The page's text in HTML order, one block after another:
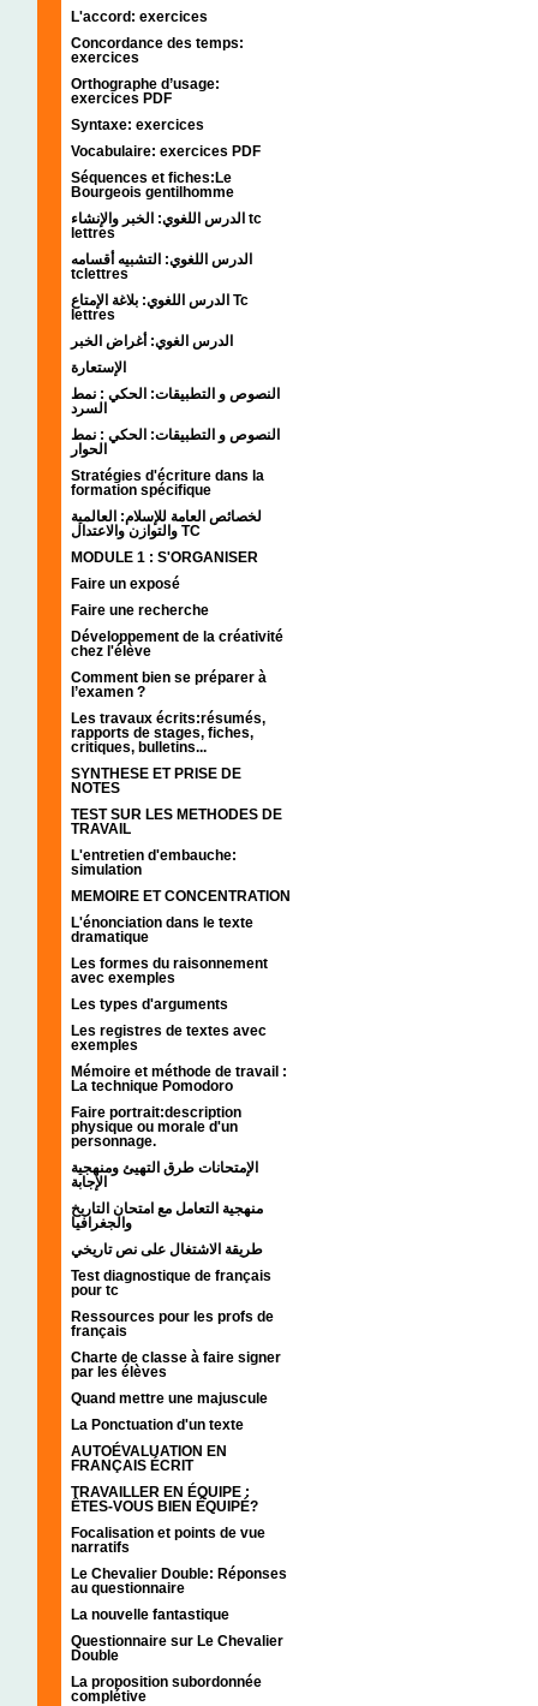
L'accord: exercices
Concordance des temps:
exercices
Orthographe d’usage:
exercices PDF
Syntaxe: exercices
Vocabulaire: exercices PDF
Séquences et fiches:Le
Bourgeois gentilhomme
الدرس اللغوي: الخبر والإنشاء tc
lettres
الدرس اللغوي: التشبيه أقسامه
tclettres
الدرس اللغوي: بلاغة الإمتاع Tc
lettres
الدرس الغوي: أغراض الخبر
الإستعارة
النصوص و التطبيقات: الحكي : نمط
السرد
النصوص و التطبيقات: الحكي : نمط
الحوار
Stratégies d'écriture dans la
formation spécifique
لخصائص العامة للإسلام: العالمية
والتوازن والاعتدال TC
MODULE 1 : S'ORGANISER
Faire un exposé
Faire une recherche
Développement de la créativité
chez l'élève
Comment bien se préparer à
l’examen ?
Les travaux écrits:résumés,
rapports de stages, fiches,
critiques, bulletins...
SYNTHESE ET PRISE DE
NOTES
TEST SUR LES METHODES DE
TRAVAIL
L'entretien d'embauche:
simulation
MEMOIRE ET CONCENTRATION
L'énonciation dans le texte
dramatique
Les formes du raisonnement
avec exemples
Les types d'arguments
Les registres de textes avec
exemples
Mémoire et méthode de travail :
La technique Pomodoro
Faire portrait:description
physique ou morale d'un
personnage.
الإمتحانات طرق التهيئ ومنهجية
الإجابة
منهجية التعامل مع امتحان التاريخ
والجغرافيا
طريقة الاشتغال على نص تاريخي
Test diagnostique de français
pour tc
Ressources pour les profs de
français
Charte de classe à faire signer
par les élèves
Quand mettre une majuscule
La Ponctuation d'un texte
AUTOÉVALUATION EN
FRANÇAIS ÉCRIT
TRAVAILLER EN ÉQUIPE :
ÊTES-VOUS BIEN ÉQUIPÉ?
Focalisation et points de vue
narratifs
Le Chevalier Double: Réponses
au questionnaire
La nouvelle fantastique
Questionnaire sur Le Chevalier
Double
La proposition subordonnée
complétive